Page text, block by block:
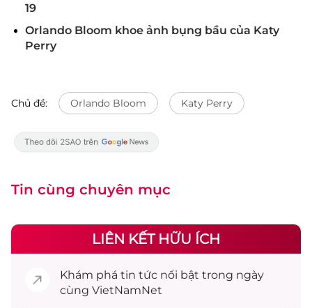
19
Orlando Bloom khoe ảnh bụng bầu của Katy
Perry
Chủ đề: Orlando Bloom Katy Perry
Tin cùng chuyên mục
LIÊN KẾT HỮU ÍCH
Khám phá tin tức nổi bật trong ngày
cùng VietNamNet